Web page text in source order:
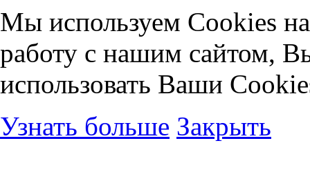
Мы используем Cookies
работу с нашим сайтом,
использовать Ваши
Узнать больше Закрыть